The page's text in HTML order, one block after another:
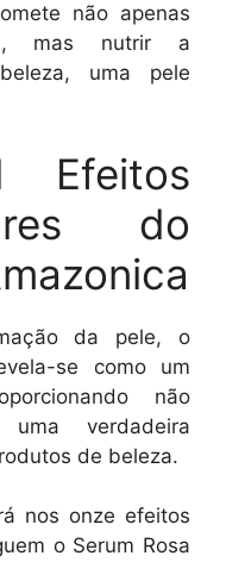
não apenas
mas nutrir a
uma pele
do
da pele, o
se como um
não
verdadeira
de beleza.
nos onze efeitos
o Serum Rosa